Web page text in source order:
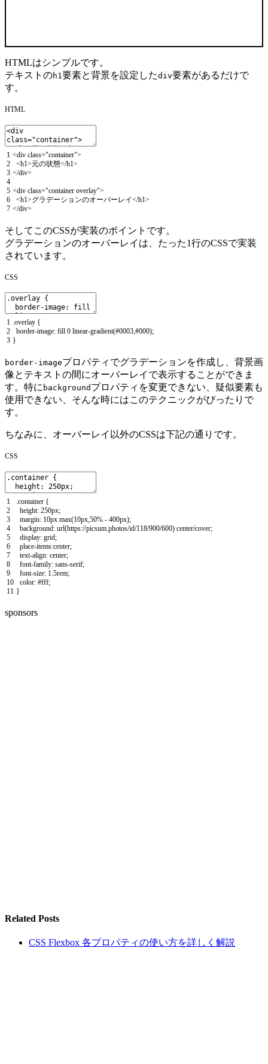
HTMLはシンプルです。
テキストのh1 要素と背景を設定したdiv要素があるだけで
す。
HTML
1
2
3
4
5
6
7
<div class="container">
<h1>元の状態</h1>
</div>
<div class="container overlay">
<h1>グラデーションのオーバーレイ</h1>
</div>
そしてこのCSSが実装のポイントです。
グラデーションのオーバーレイは、たった1行のCSSで実装
されています。
CSS
1
2
3
.overlay {
border-image: fill 0 linear-gradient(#0003,#000);
}
border-imageプロパティでグラデーションを作成し、背景画
像とテキストの間にオーバーレイで表示することができま
す。特に background プロパティを変更できない、疑似要素も
使用できない、そんな時にはこのテクニックがぴったりで
す。
ちなみに、オーバーレイ以外のCSSは下記の通りです。
CSS
1
2
3
4
5
6
7
8
9
10
11
.container {
height: 250px;
margin: 10px max(10px,50% - 400px);
background: url(https://picsum.photos/id/118/900/600) center/cover;
display: grid;
place-items:center;
text-align: center;
font-family: sans-serif;
font-size: 1.5rem;
color: #fff;
}
sponsors
Related Posts
CSS Flexbox 各プロパティの使い方を詳しく解説